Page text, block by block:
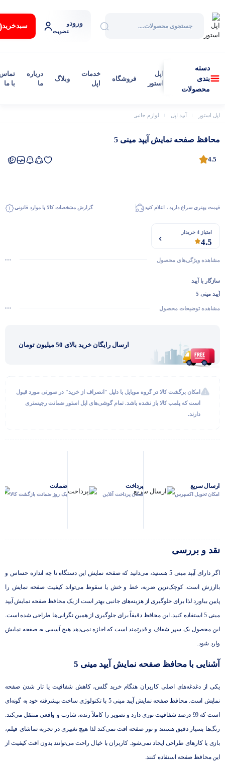
ورودو
عضویت
سبد‌خرید
دسته
بندی
محصولات
اپل
استور
فروشگاه
خدمات
اپل
وبلاگ
درباره
ما
با ما
اپل استور آیپد اپل لوازم جانبی آیپد
محافظ صفحه نمایش آیپد مینی 5
4.5
قیمت بهتری سراغ دارید ، اعلام کنید گزارش مشخصات کالا یا موارد قانونی
امتیاز 4 خریدار
4.5
مشاهده ویژگی‌های محصول
سازگار با آیپد
آیپد مینی 5
مشاهده توضیحات محصول
ارسال رایگان خرید بالای 50 میلیون تومان
امکان برگشت کالا در گروه موبایل با دلیل "انصراف از خرید" در صورتی مورد قبول
است که پلمب کالا باز نشده باشد. تمام گوشی‌های اپل استور ضمانت رجیستری
دارند.
ارسال سریع
امکان تحویل اکسپرس
پرداخت
امکان پرداخت آنلاین
ضمانت
یک روز ضمانت بازگشت کالا
نقد و بررسی
اگر دارای آیپد مینی 5 هستید، می‌دانید که صفحه نمایش این دستگاه تا چه اندازه حساس و
باارزش است. کوچک‌ترین ضربه، خط و خش یا سقوط می‌تواند کیفیت صفحه نمایش را
پایین بیاورد لذا برای جلوگیری از هزینه‌های جانبی بهتر است از یک محافظ صفحه نمایش آیپد
مینی 5 استفاده کنید. این محافظ دقیقاً برای جلوگیری از همین نگرانی‌ها طراحی شده است.
این محصول یک سپر شفاف و قدرتمند است که اجازه نمی‌دهد هیچ آسیبی به صفحه نمایش
وارد شود.
آشنایی با محافظ صفحه نمایش آیپد مینی 5
یکی از دغدغه‌های اصلی کاربران هنگام خرید گلس، کاهش شفافیت یا تار شدن صفحه
نمایش است. محافظ صفحه نمایش آیپد مینی 5 با تکنولوژی ساخت پیشرفته خود به گونه‌ای
است که 99 درصد شفافیت نوری دارد و تصویر را کاملاً زنده، شارپ و واقعی منتقل می‌کند.
رنگ‌ها بسیار دقیق هستند و نور صفحه افت نمی‌کند لذا هیچ تغییری در تجربه تماشای فیلم،
بازی یا کارهای طراحی ایجاد نمی‌شود. کاربران با خیال راحت می‌توانند بدون افت کیفیت از
این محافظ صفحه استفاده کنند.